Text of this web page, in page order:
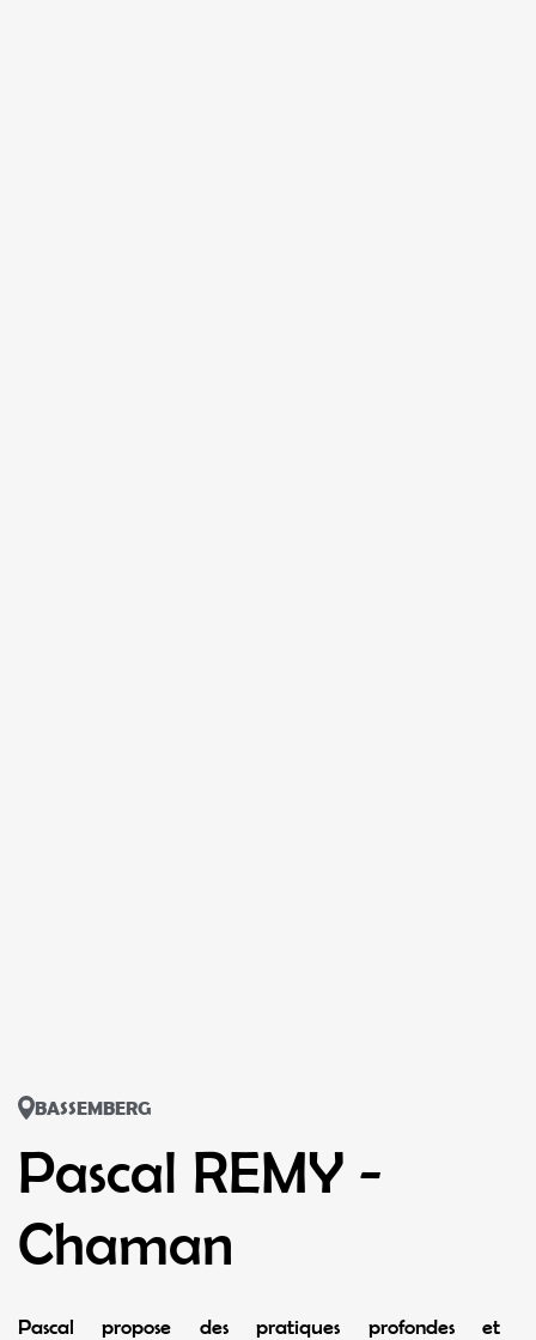
BASSEMBERG
Pascal REMY -
Chaman
Pascal propose des pratiques profondes et